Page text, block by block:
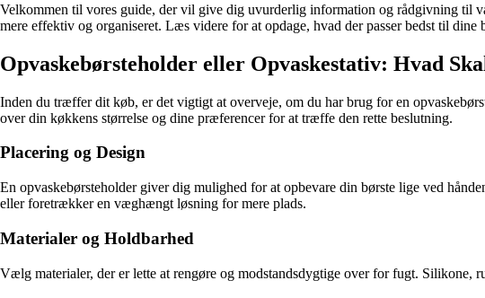
Velkommen til vores guide, der vil give dig uvurderlig information og rådgivning til
mere effektiv og organiseret. Læs videre for at opdage, hvad der passer bedst til dine
Opvaskebørsteholder eller Opvaskestativ: Hvad
Inden du træffer dit køb, er det vigtigt at overveje, om du har brug for en
over din køkkens størrelse og dine præferencer for at træffe den rette beslutning.
Placering og Design
En opvaskebørsteholder giver dig mulighed for at opbevare din børste lige ved
eller foretrækker en væghængt løsning for mere plads.
Materialer og Holdbarhed
Vælg materialer, der er lette at rengøre og modstandsdygtige over for fugt. Silikone,